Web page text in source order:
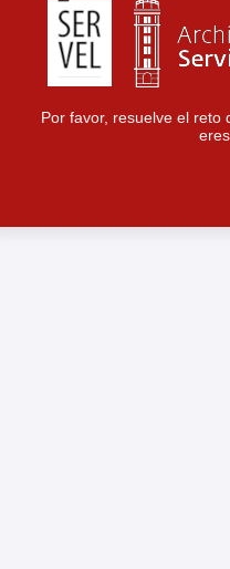
Por favor, resuelve el reto